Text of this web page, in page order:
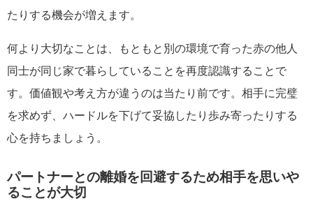
たりする機会が増えます。
何より大切なことは、もともと別の環境で育った赤の他人
同士が同じ家で暮らしていることを再度認識することで
す。価値観や考え方が違うのは当たり前です。相手に完璧
を求めず、ハードルを下げて妥協したり歩み寄ったりする
心を持ちましょう。
パートナーとの離婚を回避するため相手を思いや
ることが大切